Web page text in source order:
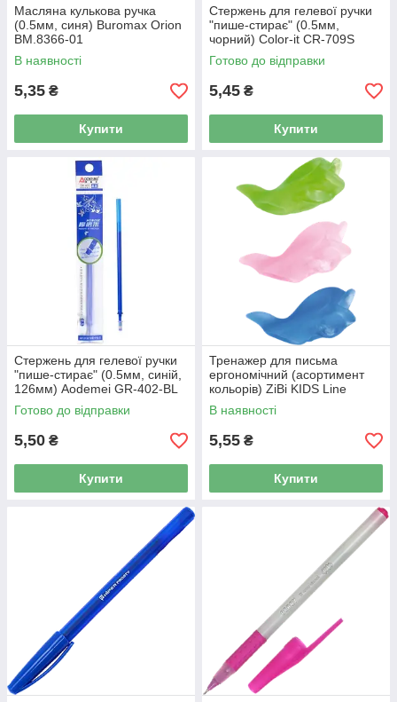
Масляна кулькова ручка
(0.5мм, синя) Buromax Orion
BM.8366-01
В наявності
5,35 ₴
Купити
Стержень для гелевої ручки
"пише-стирає" (0.5мм,
чорний) Color-it CR-709S
Готово до відправки
5,45 ₴
Купити
Стержень для гелевої ручки
"пише-стирає" (0.5мм, синій,
126мм) Aodemei GR-402-BL
Готово до відправки
5,50 ₴
Купити
Тренажер для письма
ергономічний (асортимент
кольорів) ZiBi KIDS Line
Рибка ZB.5474
В наявності
5,55 ₴
Купити